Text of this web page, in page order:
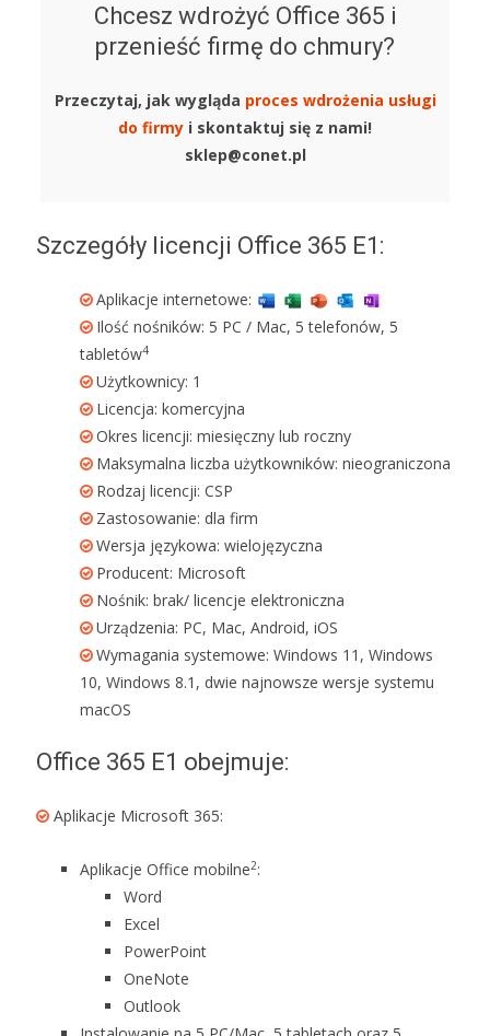
Chcesz wdrożyć Office 365 i
przenieść firmę do chmury?
Przeczytaj, jak wygląda proces wdrożenia usługi
do firmy i skontaktuj się z nami!
sklep@conet.pl
Szczegóły licencji Office 365 E1:
Aplikacje internetowe:
Ilość nośników: 5 PC / Mac, 5 telefonów, 5
tabletów4
Użytkownicy: 1
Licencja: komercyjna
Okres licencji: miesięczny lub roczny
Maksymalna liczba użytkowników: nieograniczona
Rodzaj licencji: CSP
Zastosowanie: dla firm
Wersja językowa: wielojęzyczna
Producent: Microsoft
Nośnik: brak/ licencje elektroniczna
Urządzenia: PC, Mac, Android, iOS
Wymagania systemowe: Windows 11, Windows
10, Windows 8.1, dwie najnowsze wersje systemu
macOS
Office 365 E1 obejmuje:
Aplikacje Microsoft 365:
Aplikacje Office mobilne2:
Word
Excel
PowerPoint
OneNote
Outlook